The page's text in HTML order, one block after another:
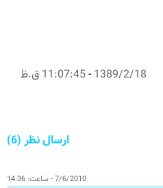
1389/2/18
-11:07:45 ق.ظ
ارسال نظر (6)
7/6/2010 - ساعت: 14:36